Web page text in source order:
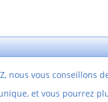
nous vous conseillons
et vous pourrez